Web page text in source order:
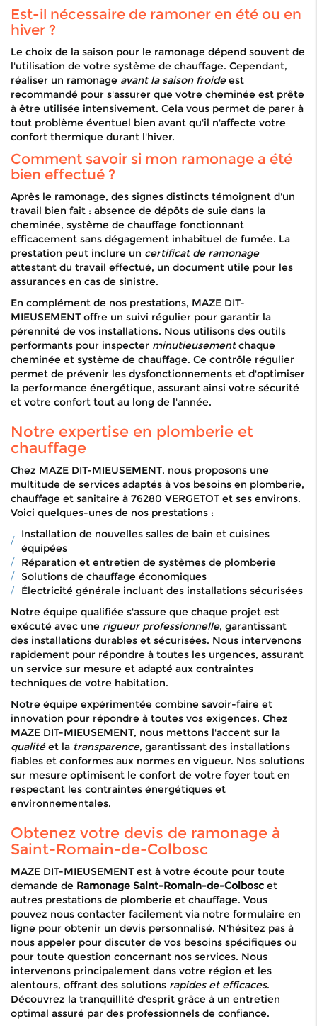
Est-il nécessaire de ramoner en été ou en
hiver ?
Le choix de la saison pour le ramonage dépend souvent de
l'utilisation de votre système de chauffage. Cependant,
réaliser un ramonage avant la saison froideest
recommandé pour s'assurer que votre cheminée est prête
à être utilisée intensivement. Cela vous permet de parer à
tout problème éventuel bien avant qu'il n'affecte votre
confort thermique durant l'hiver.
Comment savoir si mon ramonage a été
bien effectué ?
Après le ramonage, des signes distincts témoignent d'un
travail bien fait : absence de dépôts de suie dans la
cheminée, système de chauffage fonctionnant
efficacement sans dégagement inhabituel de fumée. La
prestation peut inclure un certificat de ramonage
attestant du travail effectué, un document utile pour les
assurances en cas de sinistre.
En complément de nos prestations, MAZE DIT-
MIEUSEMENT offre un suivi régulier pour garantir la
pérennité de vos installations. Nous utilisons des outils
performants pour inspecter minutieusementchaque
cheminée et système de chauffage. Ce contrôle régulier
permet de prévenir les dysfonctionnements et d'optimiser
la performance énergétique, assurant ainsi votre sécurité
et votre confort tout au long de l'année.
Notre expertise en plomberie et
chauffage
Chez MAZE DIT-MIEUSEMENT, nous proposons une
multitude de services adaptés à vos besoins en plomberie,
chauffage et sanitaire à 76280 VERGETOT et ses environs.
Voici quelques-unes de nos prestations :
Installation de nouvelles salles de bain et cuisines
équipées
Réparation et entretien de systèmes de plomberie
Solutions de chauffage économiques
Électricité générale incluant des installations sécurisées
Notre équipe qualifiée s'assure que chaque projet est
exécuté avec une rigueur professionnelle, garantissant
des installations durables et sécurisées. Nous intervenons
rapidement pour répondre à toutes les urgences, assurant
un service sur mesure et adapté aux contraintes
techniques de votre habitation.
Notre équipe expérimentée combine savoir-faire et
innovation pour répondre à toutes vos exigences. Chez
MAZE DIT-MIEUSEMENT, nous mettons l'accent sur la
qualitéet la transparence, garantissant des installations
fiables et conformes aux normes en vigueur. Nos solutions
sur mesure optimisent le confort de votre foyer tout en
respectant les contraintes énergétiques et
environnementales.
Obtenez votre devis de ramonage à
Saint-Romain-de-Colbosc
MAZE DIT-MIEUSEMENT est à votre écoute pour toute
demande de Ramonage Saint-Romain-de-Colbosc et
autres prestations de plomberie et chauffage. Vous
pouvez nous contacter facilement via notre formulaire en
ligne pour obtenir un devis personnalisé. N'hésitez pas à
nous appeler pour discuter de vos besoins spécifiques ou
pour toute question concernant nos services. Nous
intervenons principalement dans votre région et les
alentours, offrant des solutions rapides et efficaces.
Découvrez la tranquillité d'esprit grâce à un entretien
optimal assuré par des professionnels de confiance.